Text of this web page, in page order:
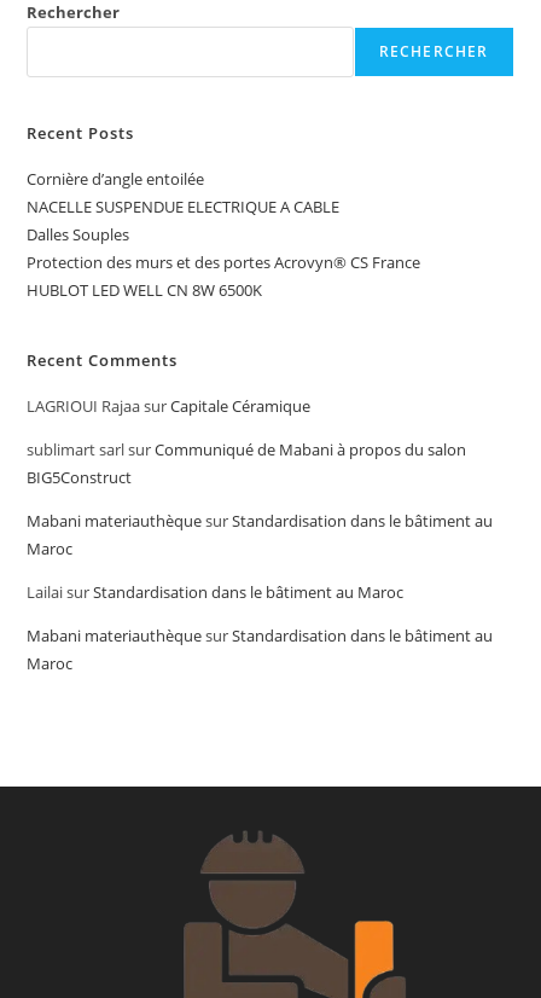
Rechercher
RECHERCHER
Recent Posts
Cornière d’angle entoilée
NACELLE SUSPENDUE ELECTRIQUE A CABLE
Dalles Souples
Protection des murs et des portes Acrovyn® CS France
HUBLOT LED WELL CN 8W 6500K
Recent Comments
LAGRIOUI RajaasurCapitale Céramique
sublimart sarlsurCommuniqué de Mabani à propos du salon
BIG5Construct
Mabani materiauthèquesurStandardisation dans le bâtiment au
Maroc
LailaisurStandardisation dans le bâtiment au Maroc
Mabani materiauthèquesurStandardisation dans le bâtiment au
Maroc